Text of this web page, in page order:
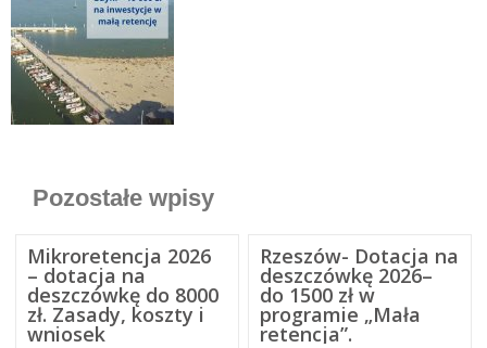
Pozostałe wpisy
Mikroretencja 2026
– dotacja na
deszczówkę do 8000
zł. Zasady, koszty i
wniosek
Rzeszów- Dotacja na
deszczówkę 2026–
do 1500 zł w
programie „Mała
retencja”.